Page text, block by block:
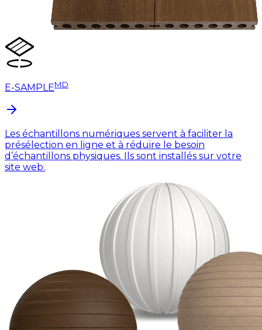
E-SAMPLEMD
Les échantillons numériques servent à faciliter la
présélection en ligne et à réduire le besoin
d’échantillons physiques. Ils sont installés sur votre
site web.